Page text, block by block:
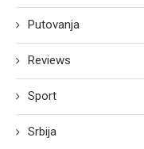
Putovanja
Reviews
Sport
Srbija